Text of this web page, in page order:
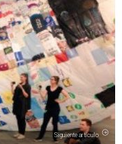
Siguiente artículo